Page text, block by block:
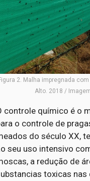
2. Malha impregnada
Alto. 2018 /
controle químico é o
o controle de
do século XX,
seu uso intensivo
a redução de
toxicas